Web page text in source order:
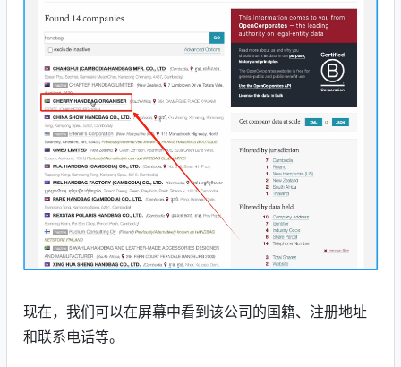
现在，我们可以在屏幕中看到该公司的国籍、注册地址
和联系电话等。